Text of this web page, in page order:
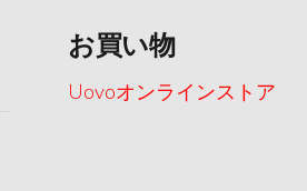
お買い物
Uovoオンラインストア